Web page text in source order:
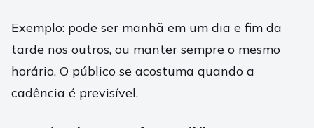
Exemplo: pode ser manhã em um dia e fim da
tarde nos outros, ou manter sempre o mesmo
horário. O público se acostuma quando a
cadência é previsível.